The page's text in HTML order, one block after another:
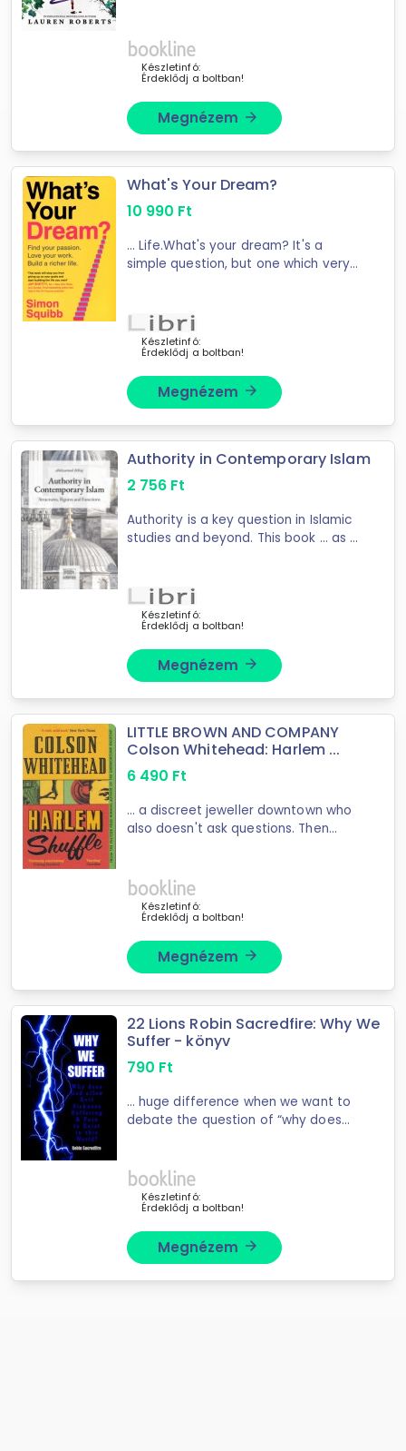
tests their loyalty, their love, and
their lives ...
Készletinfó:
Érdeklődj a boltban!
Megnézem arrow_forward
What's Your Dream?
10 990 Ft
... Life.What's your dream? It's a
simple question, but one which very
make it happen?Simon Squibb is on
a mission ...
Készletinfó:
Érdeklődj a boltban!
Megnézem arrow_forward
Authority in Contemporary Islam
2 756 Ft
Authority is a key question in Islamic
studies and beyond. This book ... as a
subversion. Various cases from
Europe and ...
Készletinfó:
Érdeklődj a boltban!
Megnézem arrow_forward
LITTLE BROWN AND COMPANY
Colson Whitehead: Harlem ...
6 490 Ft
... a discreet jeweller downtown who
also doesn't ask questions. Then
power, and ultimately a love letter
to Harlem.
Készletinfó:
Érdeklődj a boltban!
Megnézem arrow_forward
22 Lions Robin Sacredfire: Why We
Suffer - könyv
790 Ft
... huge difference when we want to
debate the question of “why does
power of these words doesn't come
from me ...
Készletinfó:
Érdeklődj a boltban!
Megnézem arrow_forward